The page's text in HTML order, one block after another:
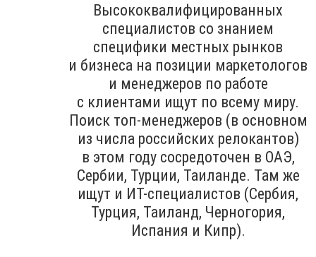
Высококвалифицированных
специалистов со знанием
специфики местных рынков
и бизнеса на позиции маркетологов
и менеджеров по работе
с клиентами ищут по всему миру.
Поиск топ-менеджеров (в основном
из числа российских релокантов)
в этом году сосредоточен в ОАЭ,
Сербии, Турции, Таиланде. Там же
ищут и ИТ-специалистов (Сербия,
Турция, Таиланд, Черногория,
Испания и Кипр).